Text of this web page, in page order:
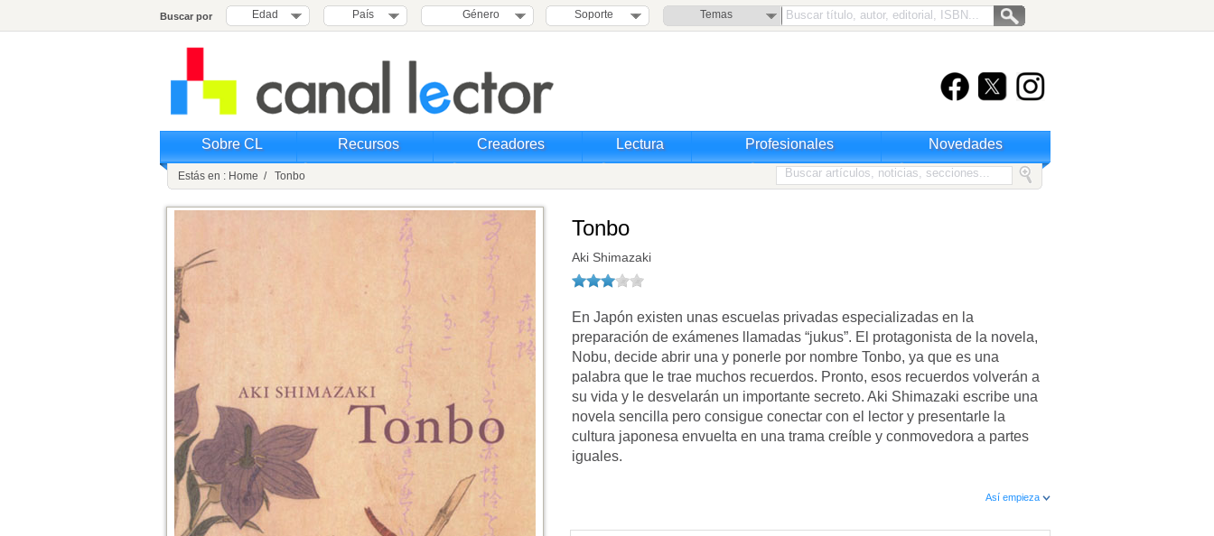
Buscar por Edad País Género Soporte Temas
Sobre CL Recursos Creadores Lectura Profesionales Novedades
Estás en : Home / Tonbo
Tonbo
Aki Shimazaki
En Japón existen unas escuelas privadas especializadas en la
preparación de exámenes llamadas “jukus”. El protagonista de la novela,
Nobu, decide abrir una y ponerle por nombre Tonbo, ya que es una
palabra que le trae muchos recuerdos. Pronto, esos recuerdos volverán a
su vida y le desvelarán un importante secreto. Aki Shimazaki escribe una
novela sencilla pero consigue conectar con el lector y presentarle la
cultura japonesa envuelta en una trama creíble y conmovedora a partes
iguales.
Así empieza